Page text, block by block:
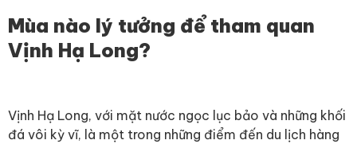
Mùa nào lý tưởng để tham quan
Vịnh Hạ Long?
Vịnh Hạ Long, với mặt nước ngọc lục bảo và những khối
đá vôi kỳ vĩ, là một trong những điểm đến du lịch hàng